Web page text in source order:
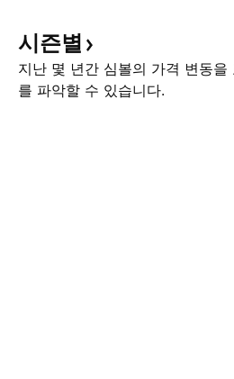
시즌별
지난 몇 년간 심볼의 가격 변동을
를 파악할 수 있습니다.